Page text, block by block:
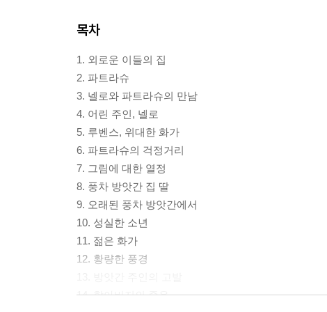
목차
1. 외로운 이들의 집
2. 파트라슈
3. 넬로와 파트라슈의 만남
4. 어린 주인, 넬로
5. 루벤스, 위대한 화가
6. 파트라슈의 걱정거리
7. 그림에 대한 열정
8. 풍차 방앗간 집 딸
9. 오래된 풍차 방앗간에서
10. 성실한 소년
11. 젊은 화가
12. 황량한 풍경
14. 할아버지의 죽음